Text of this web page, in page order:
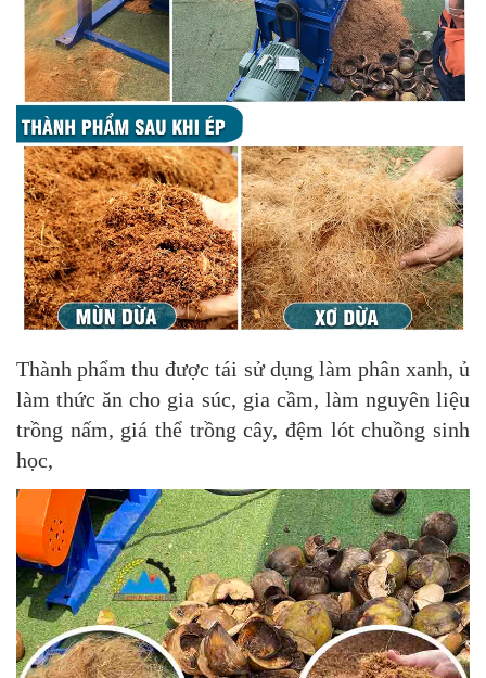
Thành phẩm thu được tái sử dụng làm phân xanh, ủ
làm thức ăn cho gia súc, gia cầm, làm nguyên liệu
trồng nấm, giá thể trồng cây, đệm lót chuồng sinh
học,